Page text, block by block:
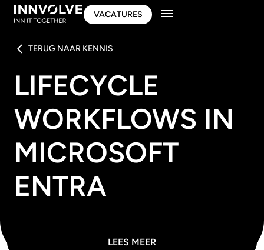
VACATURES
VACATURES
TERUG NAAR KENNIS
LIFECYCLE
WORKFLOWS IN
MICROSOFT
ENTRA
LEES MEER